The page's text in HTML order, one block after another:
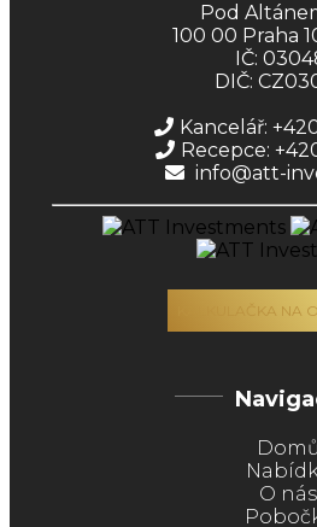
Pod
100 00 Praha
IČ:
DIČ:
Kancelář:
Recepce:
info@att-
KALKULAČKA NA
Domů
O nás